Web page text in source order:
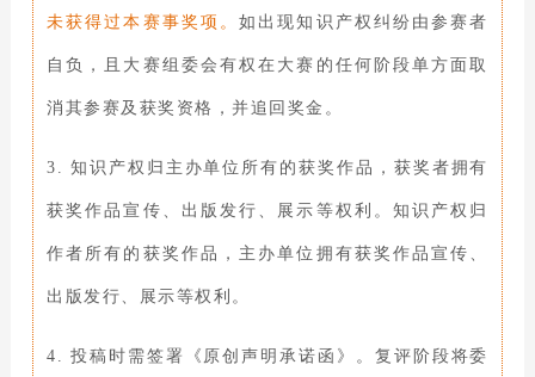
未获得过本赛事奖项。如出现知识产权纠纷由参赛者
自负，且大赛组委会有权在大赛的任何阶段单方面取
消其参赛及获奖资格，并追回奖金。
3. 知识产权归主办单位所有的获奖作品，获奖者拥有
获奖作品宣传、出版发行、展示等权利。知识产权归
作者所有的获奖作品，主办单位拥有获奖作品宣传、
出版发行、 展示等权利。
4. 投稿时需签署《原创声明承诺函》。复评 阶段将委